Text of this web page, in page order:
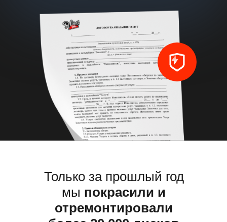
Только за прошлый год
и отремонтировали
дисков
Только за прошлый год
мы покрасили и
отремонтировали